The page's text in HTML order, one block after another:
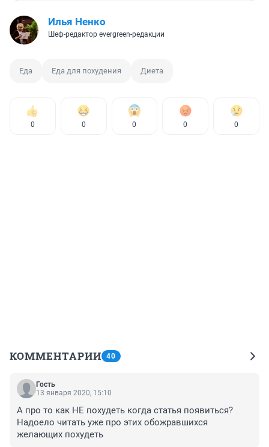
Илья Ненко
Шеф-редактор evergreen-редакции
Еда Еда для похудения Диета
0 0 0 0 0
КОММЕНТАРИИ 40
Гость
13 января 2020, 15:10
А про то как НЕ похудеть когда статья появиться?
Надоело читать уже про этих обожравшихся
желающих похудеть